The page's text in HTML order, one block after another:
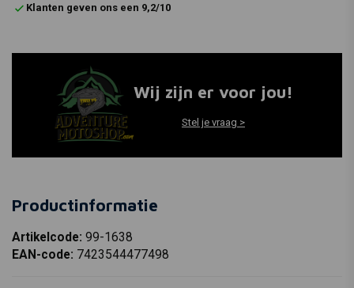
Klanten geven ons een 9,2/10
Wij zijn er voor jou!
Stel je vraag >
Productinformatie
Artikelcode: 99-1638
EAN-code: 7423544477498